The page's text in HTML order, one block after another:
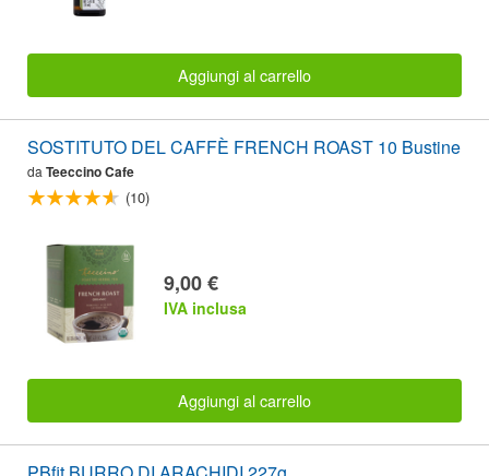
Aggiungi al carrello
SOSTITUTO DEL CAFFÈ FRENCH ROAST 10 Bustine
da Teeccino Cafe
(10)
9,00 €
IVA inclusa
Aggiungi al carrello